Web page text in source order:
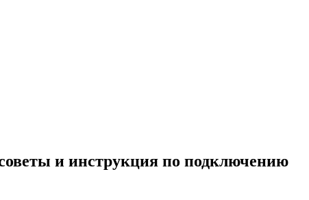
и инструкция по подключению